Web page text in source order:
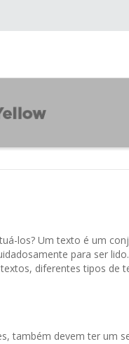
los? Um texto é um
para ser
diferentes tipos de
também devem ter um